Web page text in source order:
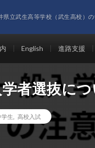
県立武生高等学校（武生高校）
English 進路支援
者選抜に
学生 高校入試